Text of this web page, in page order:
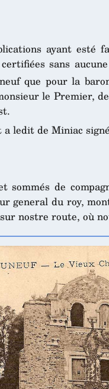
ayant esté
sans
que pour la
le Premier,
ledit de Miniac
sommés de
general du roy,
nostre route, où